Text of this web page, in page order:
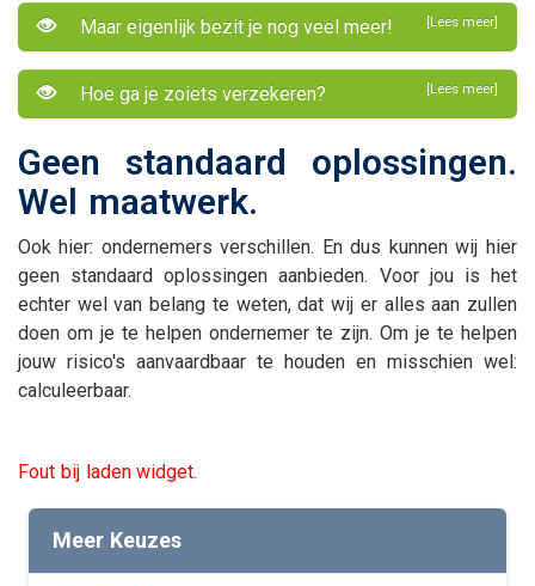
Maar eigenlijk bezit je nog veel meer! [Lees meer]
Hoe ga je zoiets verzekeren? [Lees meer]
Geen standaard oplossingen.
Wel maatwerk.
Ook hier: ondernemers verschillen. En dus kunnen wij hier
geen standaard oplossingen aanbieden. Voor jou is het
echter wel van belang te weten, dat wij er alles aan zullen
doen om je te helpen ondernemer te zijn. Om je te helpen
jouw risico's aanvaardbaar te houden en misschien wel:
calculeerbaar.
Fout bij laden widget.
Meer Keuzes